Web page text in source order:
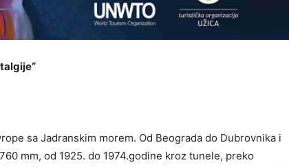
sa Jadranskim morem. Od Beograda do Dubrovnika i
mm, od 1925. do 1974.godine kroz tunele, preko